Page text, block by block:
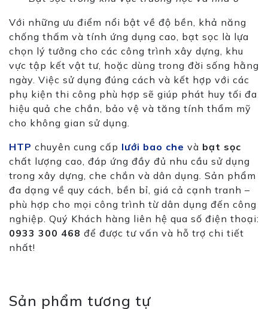
Với những ưu điểm nổi bật về độ bền, khả năng
chống thấm và tính ứng dụng cao, bạt sọc là lựa
chọn lý tưởng cho các công trình xây dựng, khu
vực tập kết vật tư, hoặc dùng trong đời sống hằng
ngày. Việc sử dụng đúng cách và kết hợp với các
phụ kiện thi công phù hợp sẽ giúp phát huy tối đa
hiệu quả che chắn, bảo vệ và tăng tính thẩm mỹ
cho không gian sử dụng.
HTP chuyên cung cấp lưới bao che và bạt sọc
chất lượng cao, đáp ứng đầy đủ nhu cầu sử dụng
trong xây dựng, che chắn và dân dụng. Sản phẩm
đa dạng về quy cách, bền bỉ, giá cả cạnh tranh –
phù hợp cho mọi công trình từ dân dụng đến công
nghiệp. Quý Khách hàng liên hệ qua số điện thoại:
0933 300 468 để được tư vấn và hỗ trợ chi tiết
nhất!
Sản phẩm tương tự